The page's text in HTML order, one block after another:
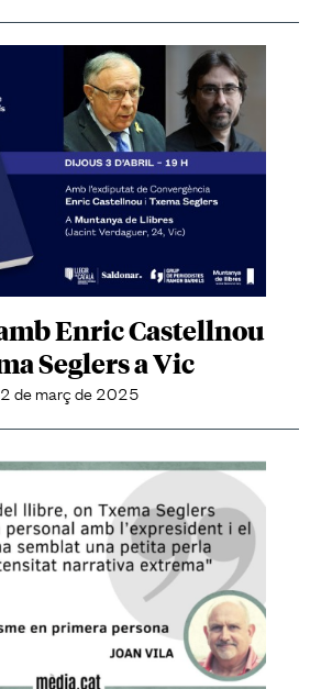
amb Enric Castellnou
Seglers a Vic
de març de 2025